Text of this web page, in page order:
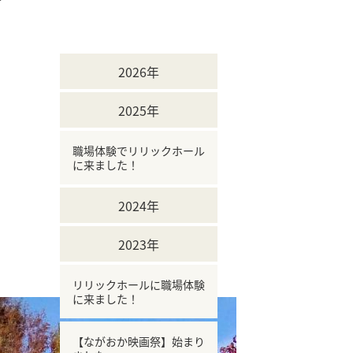
2026年
2025年
職場体験でリリックホール
に来ました！
2024年
2023年
リリックホールに職場体験
に来ました！
【ながおか映画祭】始まり